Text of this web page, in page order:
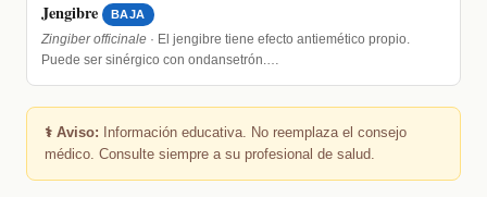
Jengibre BAJA
Zingiber officinale· El jengibre tiene efecto antiemético propio.
Puede ser sinérgico con ondansetrón.…
⚕️ Aviso: Información educativa. No reemplaza el consejo
médico. Consulte siempre a su profesional de salud.